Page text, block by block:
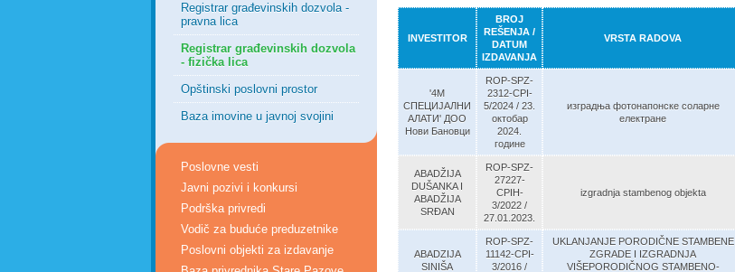
Registrar građevinskih dozvola -
pravna lica
Registrar građevinskih dozvola
- fizička lica
Opštinski poslovni prostor
Baza imovine u javnoj svojini
Poslovne vesti
Javni pozivi i konkursi
Podrška privredi
Vodič za buduće preduzetnike
Poslovni objekti za izdavanje
INVESTITOR
BROJ
REŠENJA /
DATUM
IZDAVANJA
VRSTA RADOVA
'4М
СПЕЦИЈАЛНИ
АЛАТИ' ДОО
Нови Бановци
ROP-SPZ-
2312-CPI-
5/2024 / 23.
октобар
2024.
године
изградња фотонапонске соларне
електране
ABADŽIJA
DUŠANKA I
ABADŽIJA
SRĐAN
ROP-SPZ-
27227-
CPIH-
3/2022 /
27.01.2023.
izgradnja stambenog objekta
ABADZIJA
SINIŠA
ROP-SPZ-
11142-CPI-
3/2016 /
UKLANJANJE PORODIČNE STAMBENE
ZGRADE I IZGRADNJA
VIŠEPORODIČNOG STAMBENO-